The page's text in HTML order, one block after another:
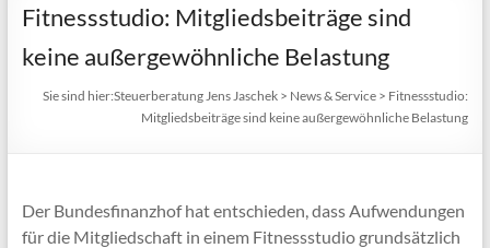
Fitnessstudio: Mitgliedsbeiträge sind
keine außergewöhnliche Belastung
Sie sind hier:Steuerberatung Jens Jaschek > News & Service > Fitnessstudio:
Mitgliedsbeiträge sind keine außergewöhnliche Belastung
Der Bundesfinanzhof hat entschieden, dass Aufwendungen
für die Mitgliedschaft in einem Fitnessstudio grundsätzlich